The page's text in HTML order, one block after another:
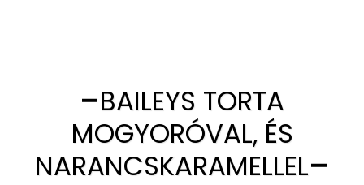
BAILEYS TORTA
MOGYORÓVAL, ÉS
NARANCSKARAMELLEL